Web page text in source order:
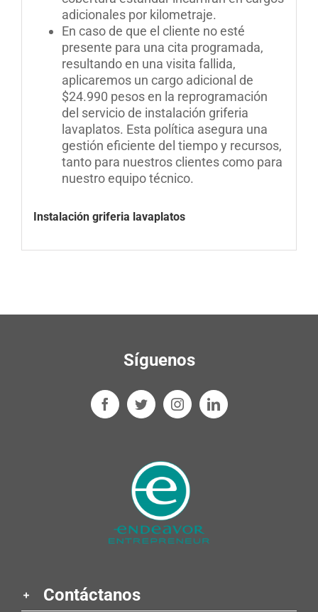
adicionales por kilometraje.
En caso de que el cliente no esté
presente para una cita programada,
resultando en una visita fallida,
aplicaremos un cargo adicional de
$24.990 pesos en la reprogramación
del servicio de instalación griferia
lavaplatos. Esta política asegura una
gestión eficiente del tiempo y recursos,
tanto para nuestros clientes como para
nuestro equipo técnico.
Instalación griferia lavaplatos
Síguenos
Contáctanos